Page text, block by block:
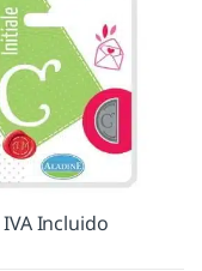
IVA Incluido